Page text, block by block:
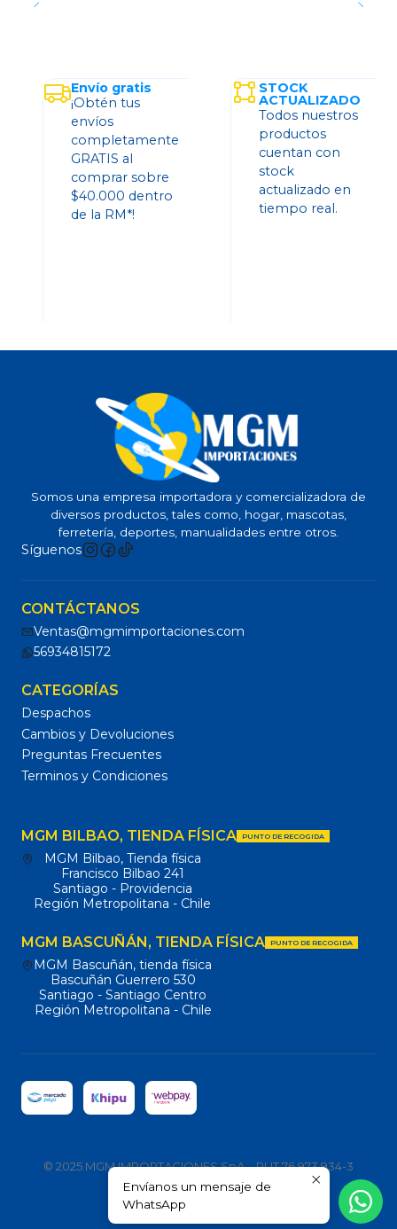
Envío gratis
¡Obtén tus
envíos
completamente
GRATIS al
comprar sobre
$40.000 dentro
de la RM*!
STOCK
ACTUALIZADO
Todos nuestros
productos
cuentan con
stock
actualizado en
tiempo real.
Somos una empresa importadora y comercializadora de
diversos productos, tales como, hogar, mascotas,
ferretería, deportes, manualidades entre otros.
Síguenos
CONTÁCTANOS
Ventas@mgmimportaciones.com
56934815172
CATEGORÍAS
Despachos
Cambios y Devoluciones
Preguntas Frecuentes
Terminos y Condiciones
MGM BILBAO, TIENDA FÍSICA PUNTO DE RECOGIDA
MGM Bilbao, Tienda física
Francisco Bilbao 241
Santiago - Providencia
Región Metropolitana - Chile
MGM BASCUÑÁN, TIENDA FÍSICA PUNTO DE RECOGIDA
MGM Bascuñán, tienda física
Bascuñán Guerrero 530
Santiago - Santiago Centro
Región Metropolitana - Chile
© 2025 MGM IMPORTACIONES SpA – RUT 76.973.934-3
Todos los derechos reservados.
Envíanos un mensaje de
WhatsApp